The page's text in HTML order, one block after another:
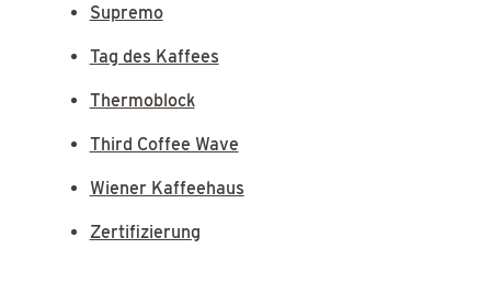
Supremo
Tag des Kaffees
Thermoblock
Third Coffee Wave
Wiener Kaffeehaus
Zertifizierung